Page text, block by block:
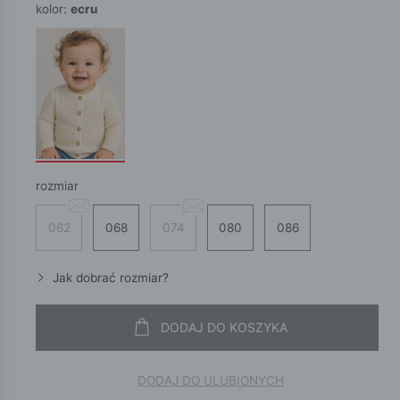
kolor: ecru
rozmiar
062 068 074 080 086
Jak dobrać rozmiar?
DODAJ DO KOSZYKA
DODAJ DO ULUBIONYCH